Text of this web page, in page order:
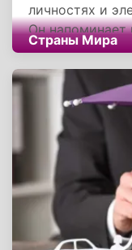
личностях и
Он напоминает
восприятия
и понятного
где простая
целого
Страны Мира